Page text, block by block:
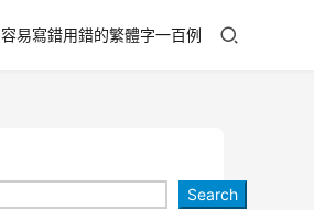
容易寫錯用錯的繁體字一百例
Search